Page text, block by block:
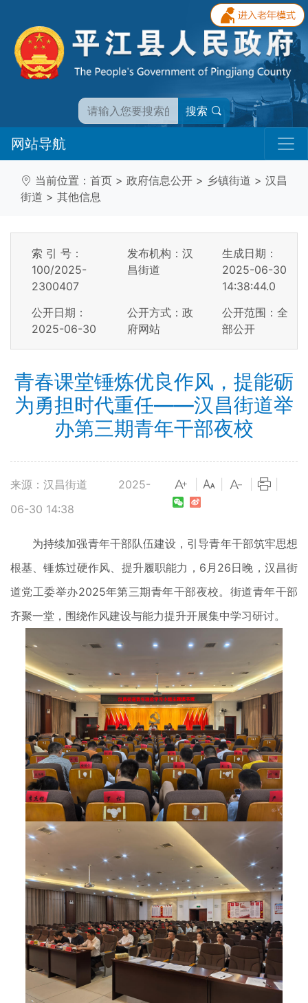
搜索
网站导航
当前位置： 首页 > 政府信息公开 > 乡镇街道 > 汉昌
街道 > 其他信息
索 引 号：
100/2025-
2300407
发布机构：汉
昌街道
生成日期：
2025-06-30
14:38:44.0
公开日期：
2025-06-30
公开方式：政
府网站
公开范围：全
部公开
青春课堂锤炼优良作风，提能砺
为勇担时代重任——汉昌街道举
办第三期青年干部夜校
来源：汉昌街道
2025-
06-30 14:38
为持续加强青年干部队伍建设，引导青年干部筑牢思想
根基、锤炼过硬作风、提升履职能力，6月26日晚，汉昌街
道党工委举办2025年第三期青年干部夜校。街道青年干部
齐聚一堂，围绕作风建设与能力提升开展集中学习研讨。